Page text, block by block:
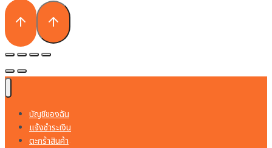
บัญชีของฉัน
แจ้งชำระเงิน
ตะกร้าสินค้า